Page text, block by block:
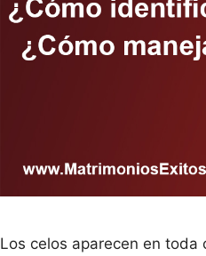
Los celos aparecen en toda